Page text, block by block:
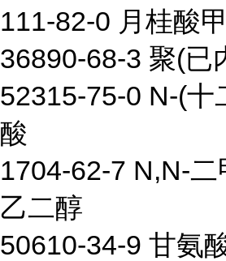
111-82-0 月桂酸
36890-68-3 聚(已
52315-75-0 N-(十
酸
1704-62-7 N,N-
乙二醇
50610-34-9 甘氨